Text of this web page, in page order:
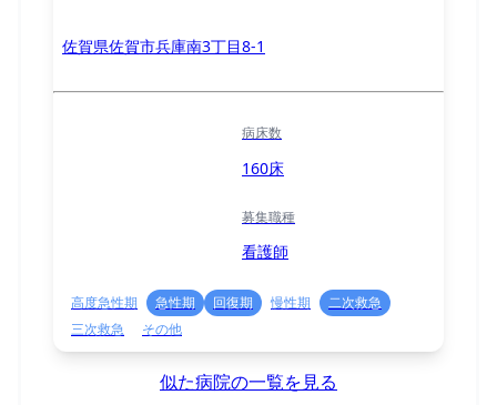
佐賀県佐賀市兵庫南3丁目8-1
病床数
160床
募集職種
看護師
高度急性期 急性期 回復期 慢性期
二次救急
三次救急
その他
似た病院の一覧を見る